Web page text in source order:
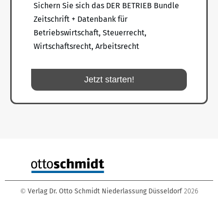
Sichern Sie sich das DER BETRIEB Bundle
Zeitschrift + Datenbank für
Betriebswirtschaft, Steuerrecht,
Wirtschaftsrecht, Arbeitsrecht
Jetzt starten!
© Verlag Dr. Otto Schmidt Niederlassung Düsseldorf 2026